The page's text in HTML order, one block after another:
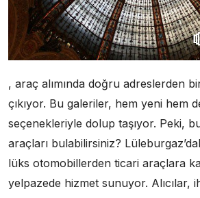
, araç alımında doğru adreslerden
çıkıyor. Bu galeriler, hem yeni hem
seçenekleriyle dolup taşıyor. Peki,
araçları bulabilirsiniz?
lüks otomobillerden ticari araçlara
yelpazede hizmet sunuyor. Alıcılar,